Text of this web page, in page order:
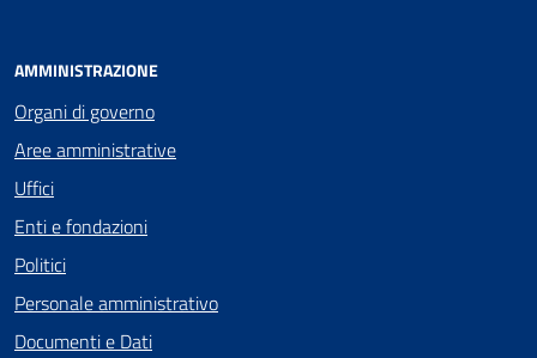
AMMINISTRAZIONE
Organi di governo
Aree amministrative
Uffici
Enti e fondazioni
Politici
Personale amministrativo
Documenti e Dati